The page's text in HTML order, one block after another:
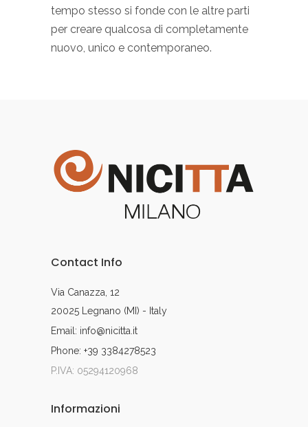
tempo stesso si fonde con le altre parti
per creare qualcosa di completamente
nuovo, unico e contemporaneo.
Contact Info
Via Canazza, 12
20025 Legnano (MI) - Italy
Email: info@nicitta.it
Phone: +39 3384278523
P.IVA: 05294120968
Informazioni